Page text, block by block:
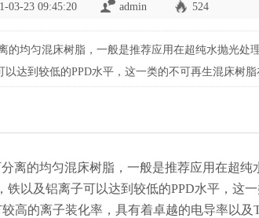
03-23 09:45:20 admin 524
的均匀混床树脂，一般是推荐应用在超纯水抛光处
达到较低的PPD水平，这一类的不可再生混床树脂
离的均匀混床树脂，一般是推荐应用在超纯
以及铝离子可以达到较低的PPD水平，这
高的离子装化率，具有着卓越的电导率以及